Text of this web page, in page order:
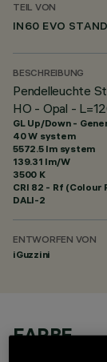
TEIL VON
IN60 EVO
BESCHREIBUNG
Pendelleuchte
HO - Opal -
GL Up/Down -
40 W system
5572.5 lm system
139.31 lm/W
3500 K
CRI 82 - Rf (Colour
DALI-2
ENTWORFEN VON
iGuzzini
FARBE